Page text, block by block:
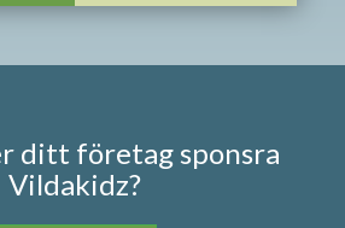
ditt företag sponsra
Vildakidz?